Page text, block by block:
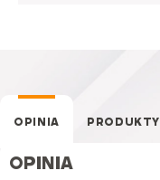
OPINIA
OPINIA